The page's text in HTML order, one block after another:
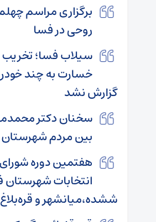
برگزاری مراسم
روحی در فسا
سیلاب فسا؛
خسارت به چند
گزارش نشد
سخنان دکتر
بین مردم
هفتمین دوره
انتخابات شهرستان
ششده،میانشهر و قره‌بلاغ